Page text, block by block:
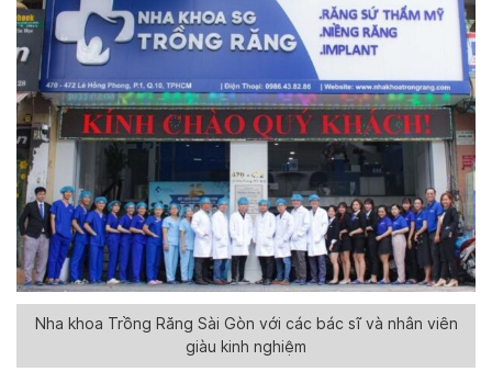
Nha khoa Trồng Răng Sài Gòn với các bác sĩ và nhân viên
giàu kinh nghiệm